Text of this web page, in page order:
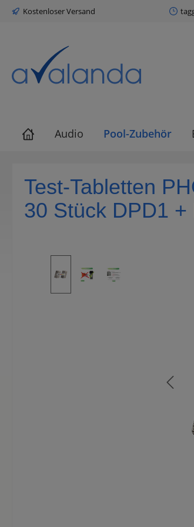
Zur Hauptnavigation springen
Kostenloser Versand
Audio Pool-Zubehör
Test-Tabletten
30 Stück DPD1 +